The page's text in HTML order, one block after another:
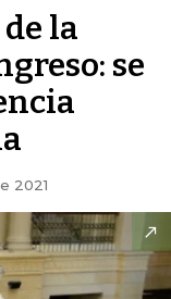
la
se
2021